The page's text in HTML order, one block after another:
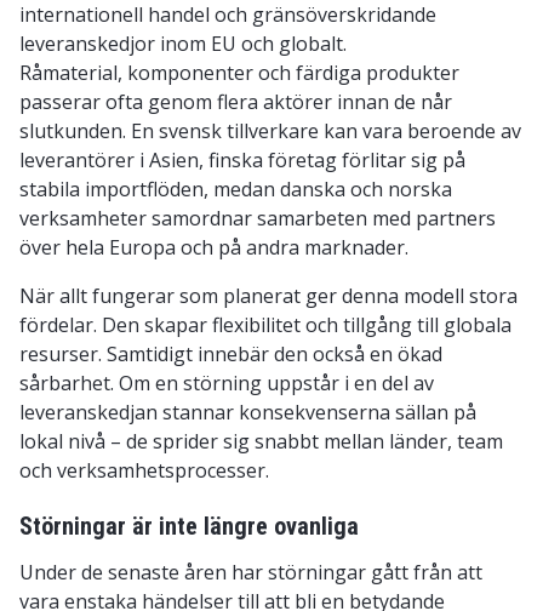
internationell handel och gränsöverskridande
leveranskedjor inom EU och globalt.
Råmaterial, komponenter och färdiga produkter
passerar ofta genom flera aktörer innan de når
slutkunden. En svensk tillverkare kan vara beroende av
leverantörer i Asien, finska företag förlitar sig på
stabila importflöden, medan danska och norska
verksamheter samordnar samarbeten med partners
över hela Europa och på andra marknader.
När allt fungerar som planerat ger denna modell stora
fördelar. Den skapar flexibilitet och tillgång till globala
resurser. Samtidigt innebär den också en ökad
sårbarhet. Om en störning uppstår i en del av
leveranskedjan stannar konsekvenserna sällan på
lokal nivå – de sprider sig snabbt mellan länder, team
och verksamhetsprocesser.
Störningar är inte längre ovanliga
Under de senaste åren har störningar gått från att
vara enstaka händelser till att bli en betydande